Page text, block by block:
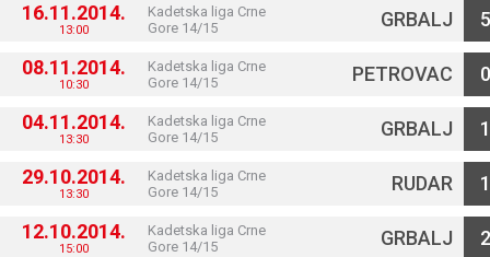
16.11.2014.
13:00
Kadetska liga Crne
Gore 14/15
GRBALJ 5
08.11.2014.
10:30
Kadetska liga Crne
Gore 14/15
PETROVAC 0
04.11.2014.
13:30
Kadetska liga Crne
Gore 14/15
GRBALJ 1
29.10.2014.
13:30
Kadetska liga Crne
Gore 14/15
RUDAR 1
12.10.2014.
15:00
Kadetska liga Crne
Gore 14/15
GRBALJ 2